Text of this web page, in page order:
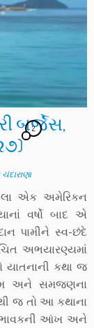
બર્જેસ,
2
એક અમેરિકન
વર્ષો બાદ એ
પામીને સ્વ-છંદે
અભયારણ્યમાં
કથા જ
અને સમજણના
જ તો આ કથાના
આંખ અને